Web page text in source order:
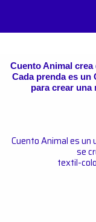
contenido
Cuento Animal
Cada prenda es un
para crear una
Cuento Animal es un
se
textil-